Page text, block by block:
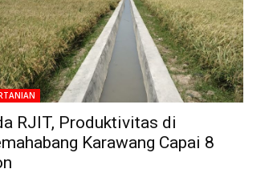
RJIT, Produktivitas di
Karawang Capai 8